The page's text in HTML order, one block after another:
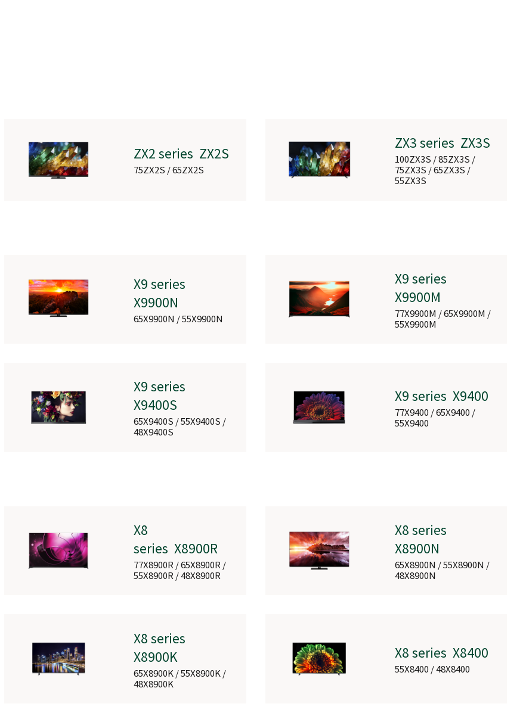
ZX2 series ZX2S
75ZX2S / 65ZX2S
ZX3 series ZX3S
100ZX3S / 85ZX3S /
75ZX3S / 65ZX3S /
55ZX3S
X9 series
X9900N
65X9900N / 55X9900N
X9 series
X9900M
77X9900M / 65X9900M /
55X9900M
X9 series
X9400S
65X9400S / 55X9400S /
48X9400S
X9 series X9400
77X9400 / 65X9400 /
55X9400
X8
series X8900R
77X8900R / 65X8900R /
55X8900R / 48X8900R
X8 series
X8900N
65X8900N / 55X8900N /
48X8900N
X8 series
X8900K
65X8900K / 55X8900K /
48X8900K
X8 series X8400
55X8400 / 48X8400
RM-G245R RM-G276N
RA-B100